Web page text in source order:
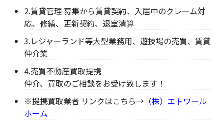
2.賃貸管理 募集から賃貸契約、入居中のクレーム対
応、修繕、更新契約、退室清算
3.レジャーランド等大型業務用、遊技場の売買、賃貸
仲介業
4.売買不動産買取提携
仲介、買取のご相談をお受け致します！
※提携買取業者 リンクはこちら→（株）エトワール
ホーム